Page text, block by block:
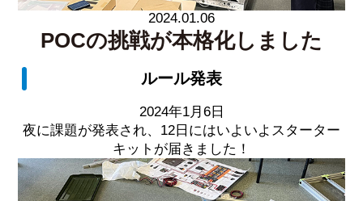
2024.01.06
POCの挑戦が本格化しました
ルール発表
2024年1月6日
夜に課題が発表され、12日にはいよいよスターター
キットが届きました！